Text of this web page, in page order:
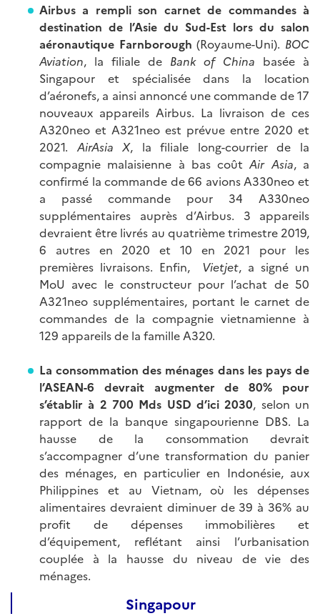
Airbus a rempli son carnet de commandes à
destination de l’Asie du Sud-Est lors du salon
aéronautique Farnborough (Royaume-Uni). BOC
Aviation, la filiale de Bank of China basée à
Singapour et spécialisée dans la location
d’aéronefs, a ainsi annoncé une commande de 17
nouveaux appareils Airbus. La livraison de ces
A320neo et A321neo est prévue entre 2020 et
2021. AirAsia X, la filiale long-courrier de la
compagnie malaisienne à bas coûtAir Asia, a
confirmé la commande de 66 avions A330neo et
a passé commande pour 34 A330neo
supplémentaires auprès d’Airbus. 3 appareils
devraient être livrés au quatrième trimestre 2019,
6 autres en 2020 et 10 en 2021 pour les
premières livraisons. Enfin, Vietjet, a signé un
MoU avec le constructeur pour l’achat de 50
A321neo supplémentaires, portant le carnet de
commandes de la compagnie vietnamienne à
129 appareils de la famille A320.
La consommation des ménages dans les pays de
l’ASEAN-6 devrait augmenter de 80% pour
s’établir à 2 700 Mds USD d’ici 2030, selon un
rapport de la banque singapourienne DBS. La
hausse de la consommation devrait
s’accompagner d’une transformation du panier
des ménages, en particulier en Indonésie, aux
Philippines et au Vietnam, où les dépenses
alimentaires devraient diminuer de 39 à 36% au
profit de dépenses immobilières et
d’équipement, reflétant ainsi l’urbanisation
couplée à la hausse du niveau de vie des
ménages.
Singapour